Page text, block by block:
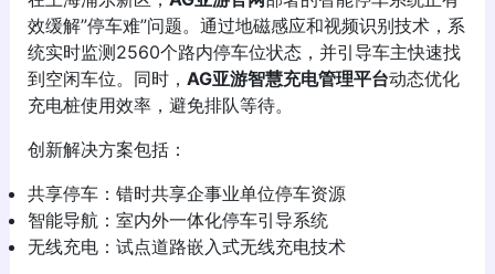
效缓解”停车难”问题。通过地磁感应和视频识别技术，系
统实时监测2560个路内停车位状态，并引导车主快速找
到空闲车位。同时， AG亚游智慧充电管理平台动态优化
充电桩使用效率，避免排队等待。
创新解决方案包括：
共享停车：错时共享企事业单位停车资源
智能导航：室内外一体化停车引导系统
无线充电：试点道路嵌入式无线充电技术